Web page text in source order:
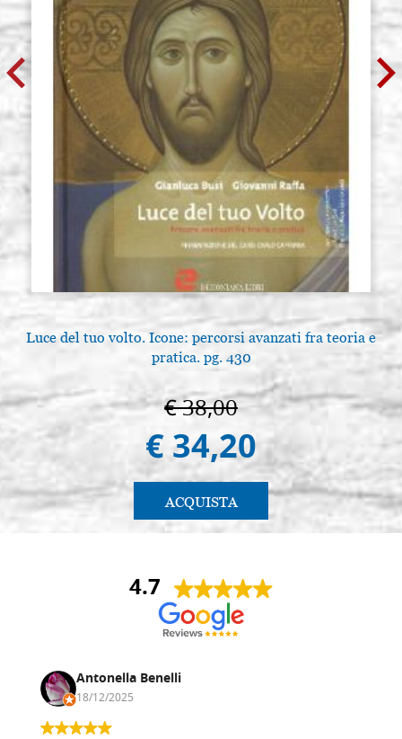
Luce del tuo volto. Icone: percorsi avanzati fra teoria e
pratica. pg. 430
€ 38,00
€ 34,20
ACQUISTA
4.7
Antonella Benelli
18/12/2025